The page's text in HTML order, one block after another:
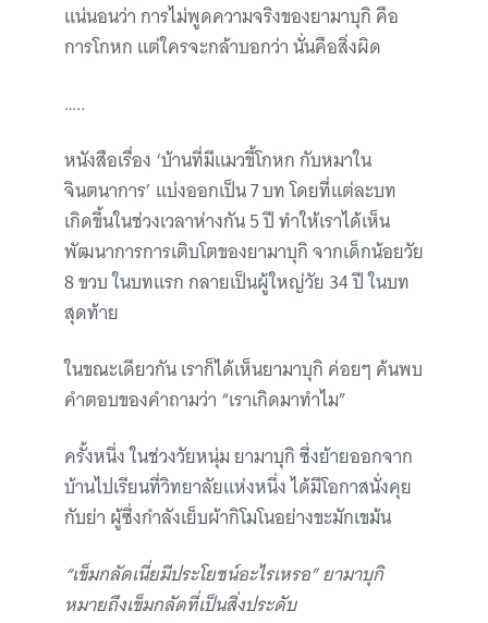
แน่นอนว่า การไม่พูดความจริงของยามาบุกิ คือ
การโกหก แต่ใครจะกล้าบอกว่า นั่นคือสิ่งผิด
…..
หนังสือเรื่อง ‘บ้านที่มีแมวขี้โกหก กับหมาใน
จินตนาการ’ แบ่งออกเป็น 7 บท โดยที่แต่ละบท
เกิดขึ้นในช่วงเวลาห่างกัน 5 ปี ทำให้เราได้เห็น
พัฒนาการการเติบโตของยามาบุกิ จากเด็กน้อยวัย
8 ขวบ ในบทแรก กลายเป็นผู้ใหญ่วัย 34 ปี ในบท
สุดท้าย
ในขณะเดียวกัน เราก็ได้เห็นยามาบุกิ ค่อยๆ ค้นพบ
คำตอบของคำถามว่า “เราเกิดมาทำไม”
ครั้งหนึ่ง ในช่วงวัยหนุ่ม ยามาบุกิ ซึ่งย้ายออกจาก
บ้านไปเรียนที่วิทยาลัยแห่งหนึ่ง ได้มีโอกาสนั่งคุย
กับย่า ผู้ซึ่งกำลังเย็บผ้ากิโมโนอย่างขะมักเขม้น
“เข็มกลัดเนี่ยมีประโยชน์อะไรเหรอ” ยามาบุกิ
หมายถึงเข็มกลัดที่เป็นสิ่งประดับ